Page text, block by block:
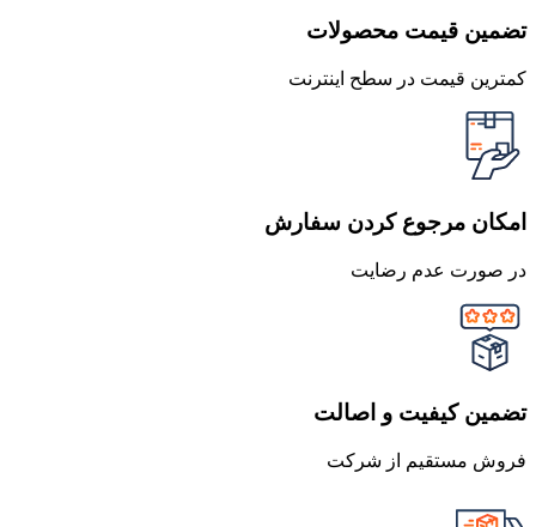
تضمین قیمت محصولات
کمترین قیمت در سطح اینترنت
امکان مرجوع کردن سفارش
در صورت عدم رضایت
تضمین کیفیت و اصالت
فروش مستقیم از شرکت